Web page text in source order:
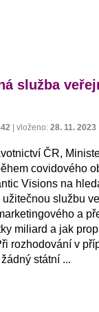
služba
vloženo: 28. 11. 2023
ČR,
covidového
Visions na
službu
a
miliard a jak
rozhodování v
státní ...